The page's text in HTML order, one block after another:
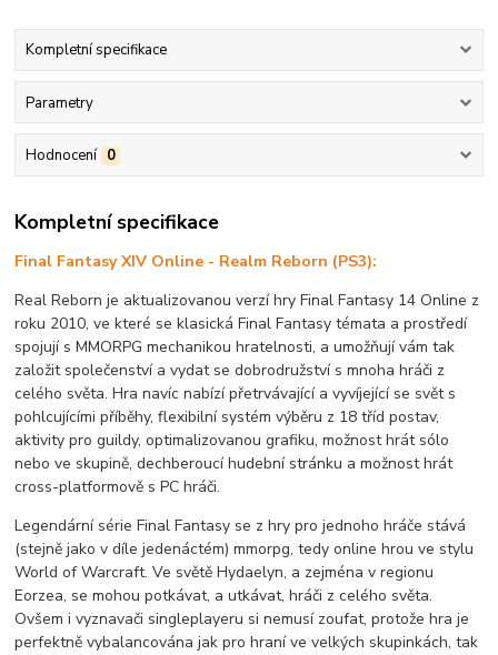
Kompletní specifikace
Parametry
Hodnocení 0
Kompletní specifikace
Final Fantasy XIV Online - Realm Reborn (PS3):
Real Reborn je aktualizovanou verzí hry Final Fantasy 14 Online z
roku 2010, ve které se klasická Final Fantasy témata a prostředí
spojují s MMORPG mechanikou hratelnosti, a umožňují vám tak
založit společenství a vydat se dobrodružství s mnoha hráči z
celého světa. Hra navíc nabízí přetrvávající a vyvíjející se svět s
pohlcujícími příběhy, flexibilní systém výběru z 18 tříd postav,
aktivity pro guildy, optimalizovanou grafiku, možnost hrát sólo
nebo ve skupině, dechberoucí hudební stránku a možnost hrát
cross-platformově s PC hráči.
Legendární série Final Fantasy se z hry pro jednoho hráče stává
(stejně jako v díle jedenáctém) mmorpg, tedy online hrou ve stylu
World of Warcraft. Ve světě Hydaelyn, a zejména v regionu
Eorzea, se mohou potkávat, a utkávat, hráči z celého světa.
Ovšem i vyznavači singleplayeru si nemusí zoufat, protože hra je
perfektně vybalancována jak pro hraní ve velkých skupinkách, tak